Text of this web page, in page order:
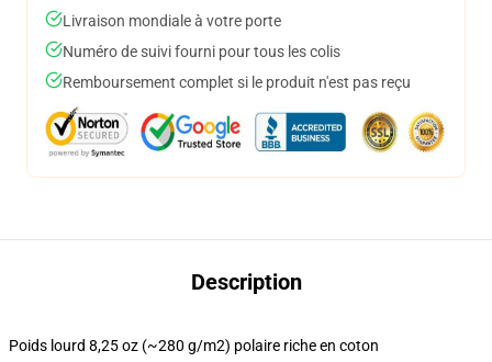
Livraison mondiale à votre porte
Numéro de suivi fourni pour tous les colis
Remboursement complet si le produit n'est pas reçu
Description
Poids lourd 8,25 oz (~280 g/m2) polaire riche en coton